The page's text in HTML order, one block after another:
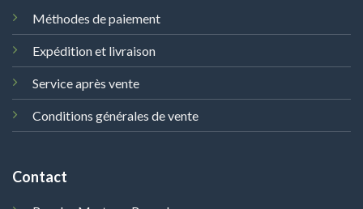
Méthodes de paiement
Expédition et livraison
Service après vente
Conditions générales de vente
Contact